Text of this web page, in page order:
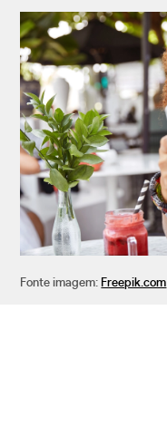
Fonte imagem: Freepik.com